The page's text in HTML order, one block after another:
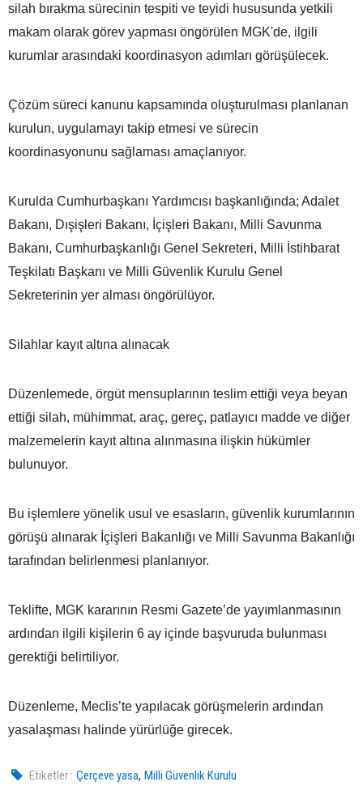
silah bırakma sürecinin tespiti ve teyidi hususunda yetkili
makam olarak görev yapması öngörülen MGK'de, ilgili
kurumlar arasındaki koordinasyon adımları görüşülecek.
Çözüm süreci kanunu kapsamında oluşturulması planlanan
kurulun, uygulamayı takip etmesi ve sürecin
koordinasyonunu sağlaması amaçlanıyor.
Kurulda Cumhurbaşkanı Yardımcısı başkanlığında; Adalet
Bakanı, Dışişleri Bakanı, İçişleri Bakanı, Milli Savunma
Bakanı, Cumhurbaşkanlığı Genel Sekreteri, Milli İstihbarat
Teşkilatı Başkanı ve Milli Güvenlik Kurulu Genel
Sekreterinin yer alması öngörülüyor.
Silahlar kayıt altına alınacak
Düzenlemede, örgüt mensuplarının teslim ettiği veya beyan
ettiği silah, mühimmat, araç, gereç, patlayıcı madde ve diğer
malzemelerin kayıt altına alınmasına ilişkin hükümler
bulunuyor.
Bu işlemlere yönelik usul ve esasların, güvenlik kurumlarının
görüşü alınarak İçişleri Bakanlığı ve Milli Savunma Bakanlığı
tarafından belirlenmesi planlanıyor.
Teklifte, MGK kararının Resmi Gazete’de yayımlanmasının
ardından ilgili kişilerin 6 ay içinde başvuruda bulunması
gerektiği belirtiliyor.
Düzenleme, Meclis’te yapılacak görüşmelerin ardından
yasalaşması halinde yürürlüğe girecek.
Etiketler : Çerçeve yasa,Milli Güvenlik Kurulu